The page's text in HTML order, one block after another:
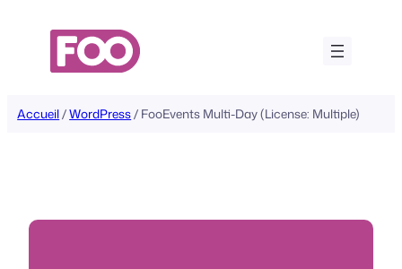
Accueil/WordPress/ FooEvents Multi-Day (License: Multiple)